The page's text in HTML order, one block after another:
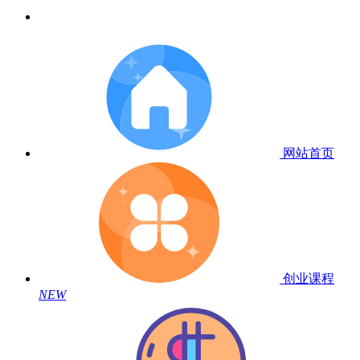
网站首页
创业课程
NEW